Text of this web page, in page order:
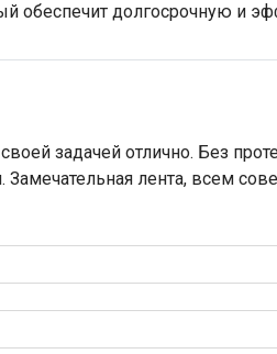
обеспечит долгосрочную и
задачей отлично. Без
лента, всем